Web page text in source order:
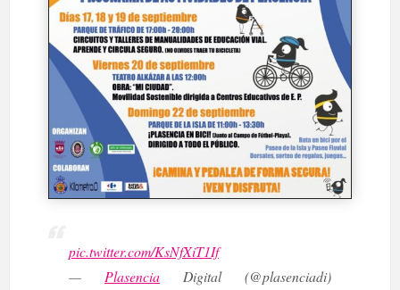
pic.twitter.com/KsNfXiT1If
— Plasencia Digital (@plasenciadi)